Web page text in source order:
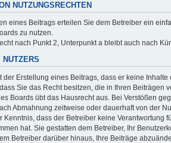
NUTZUNGSRECHTEN
eines Beitrags erteilen Sie dem Betreiber ein
zu nutzen.
nach Punkt 2, Unterpunkt a bleibt auch nach
der Erstellung eines Beitrags, dass er keine
Sie das Recht besitzen, die in Ihren Beiträgen
Boards übt das Hausrecht aus. Bei Verstößen
Abmahnung zeitweise oder dauerhaft von der
Kenntnis, dass der Betreiber keine Verantwortung
hat. Sie gestatten dem Betreiber, Ihr
Betreiber darüber hinaus, Ihre Beiträge